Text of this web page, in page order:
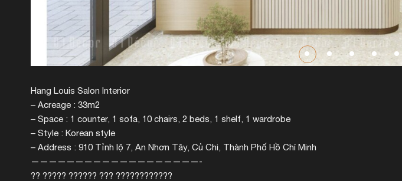
Hang Louis Salon Interior
– Acreage : 33m2
– Space : 1 counter, 1 sofa, 10 chairs, 2 beds, 1 shelf, 1 wardrobe
– Style : Korean style
– Address : 910 Tỉnh lộ 7, An Nhơn Tây, Củ Chi, Thành Phố Hồ Chí Minh
———————————————————-
?? ????? ?????? ??? ????????????